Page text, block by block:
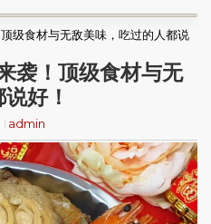
级食材与无敌美味，吃过的人都说
袭！顶级食材与无
好！
admin